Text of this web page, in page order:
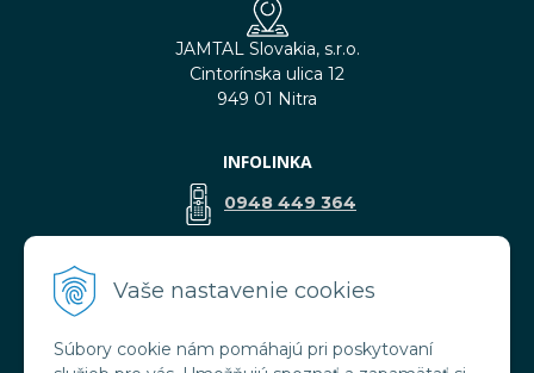
Vaše nastavenie cookies
Súbory cookie nám pomáhajú pri poskytovaní
JAMTAL Slovakia, s.r.o.
Cintorínska ulica 12
949 01 Nitra
INFOLINKA
0948 449 364
VŠETKO O NÁKUPE